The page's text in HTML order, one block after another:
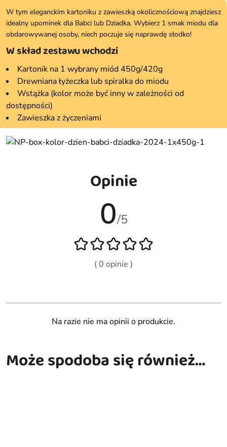
W tym eleganckim kartoniku z zawieszką okolicznościową znajdziesz
idealny upominek dla Babci lub Dziadka. Wybierz 1 smak miodu dla
obdarowywanej osoby, niech poczuje się naprawdę słodko!
W skład zestawu wchodzi
Kartonik na 1 wybrany miód 450g/420g
Drewniana łyżeczka lub spiralka do miodu
Wstążka (kolor może być inny w zależności od
dostępności)
Zawieszka z życzeniami
Opinie
0/5
( 0 opinie )
Na razie nie ma opinii o produkcie.
Może spodoba się również…